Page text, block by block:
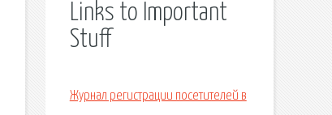
Links to Important
Stuff
Журнал регистрации посетителей в